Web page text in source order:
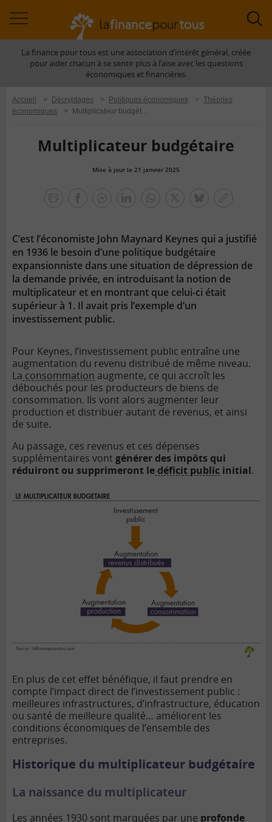
àLa finance pour tous est une association d’intérêt général, créée
pour aider chacun à se sentir plus à l’aise avec les questions
économiques et financières.
Accueil > Décryptages > Politiques économiques > Théories
économiques
> Multiplicateur budgétaire
Multiplicateur budgétaire
Mise à jour le 21 janvier 2025
C’est l’économiste John Maynard Keynes qui a justifié
en 1936 le besoin d’une politique budgétaire
expansionniste dans une situation de dépression de
la demande privée, en introduisant la notion de
multiplicateur et en montrant que celui-ci était
supérieur à 1. Il avait pris l’exemple d’un
investissement public.
Pour Keynes, l’investissement public entraîne une
augmentation du revenu distribué de même niveau.
La consommation augmente, ce qui accroît les
débouchés pour les producteurs de biens de
consommation. Ils vont alors augmenter leur
production et distribuer autant de revenus, et ainsi
de suite.
Au passage, ces revenus et ces dépenses
supplémentaires vont générer des impôts qui
réduiront ou supprimeront le déficit public initial.
En plus de cet effet bénéfique, il faut prendre en
compte l’impact direct de l’investissement public :
meilleures infrastructures, d’infrastructure, éducation
ou santé de meilleure qualité… améliorent les
conditions économiques de l’ensemble des
entreprises.
Historique du multiplicateur budgétaire
La naissance du multiplicateur
Les années 1930 sont marquées par une profonde